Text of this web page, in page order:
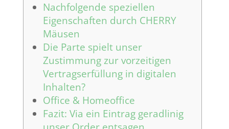
Nachfolgende speziellen
Eigenschaften durch CHERRY
Mäusen
Die Parte spielt unser
Zustimmung zur vorzeitigen
Vertragserfüllung in digitalen
Inhalten?
Office & Homeoffice
Fazit: Via ein Eintrag geradlinig